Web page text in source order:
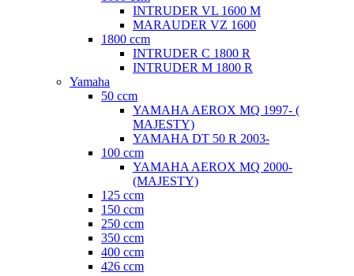
INTRUDER VL 1600 M
MARAUDER VZ 1600
1800 ccm
INTRUDER C 1800 R
INTRUDER M 1800 R
Yamaha
50 ccm
YAMAHA AEROX MQ 1997- (
MAJESTY)
YAMAHA DT 50 R 2003-
100 ccm
YAMAHA AEROX MQ 2000-
(MAJESTY)
125 ccm
150 ccm
250 ccm
350 ccm
400 ccm
426 ccm